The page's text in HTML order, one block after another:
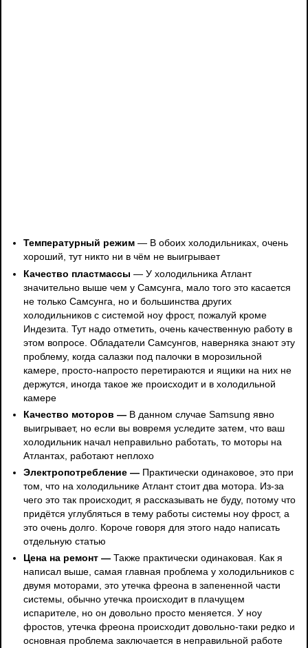
Температурный режим — В обоих холодильниках, очень
хороший, тут никто ни в чём не выигрывает
Качество пластмассы — У холодильника Атлант
значительно выше чем у Самсунга, мало того это касается
не только Самсунга, но и большинства других
холодильников с системой ноу фрост, пожалуй кроме
Индезита. Тут надо отметить, очень качественную работу в
этом вопросе. Обладатели Самсунгов, наверняка знают эту
проблему, когда салазки под палочки в морозильной
камере, просто-напросто перетираются и ящики на них не
держутся, иногда такое же происходит и в холодильной
камере
Качество моторов — В данном случае Samsung явно
выигрывает, но если вы вовремя уследите затем, что ваш
холодильник начал неправильно работать, то моторы на
Атлантах, работают неплохо
Электропотребление — Практически одинаковое, это при
том, что на холодильнике Атлант стоит два мотора. Из-за
чего это так происходит, я рассказывать не буду, потому что
придётся углубляться в тему работы системы ноу фрост, а
это очень долго. Короче говоря для этого надо написать
отдельную статью
Цена на ремонт — Также практически одинаковая. Как я
написал выше, самая главная проблема у холодильников с
двумя моторами, это утечка фреона в запененной части
системы, обычно утечка происходит в плачущем
испарителе, но он довольно просто меняется. У ноу
фростов, утечка фреона происходит довольно-таки редко и
основная проблема заключается в неправильной работе